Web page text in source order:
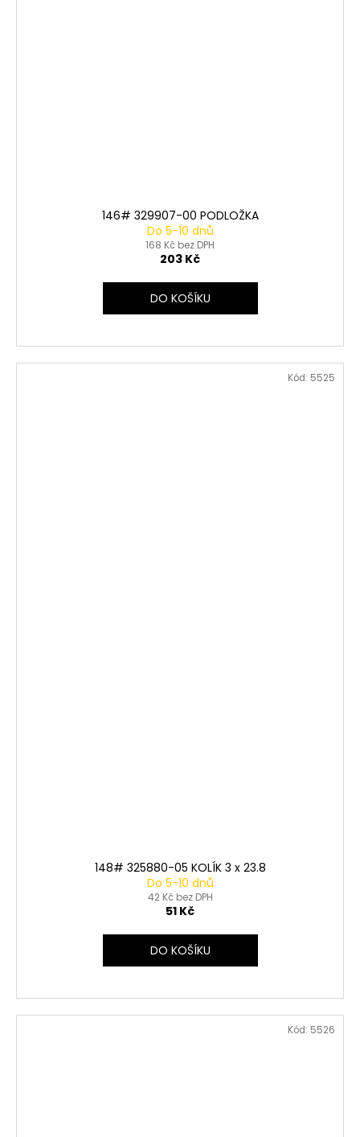
146# 329907-00 PODLOŽKA
Do 5-10 dnů
168 Kč bez DPH
203 Kč
DO KOŠÍKU
148# 325880-05 KOLÍK 3 x 23.8
Do 5-10 dnů
42 Kč bez DPH
51 Kč
DO KOŠÍKU
Kód: 5525
Kód: 5526